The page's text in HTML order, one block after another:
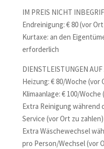
IM PREIS NICHT
Endreinigung: € 80 (vor
Kurtaxe: an den
erforderlich
DIENSTLEISTUNGEN
Heizung: € 80/Woche (vor
Klimaanlage: € 100/
Extra Reinigung während
Service (vor Ort zu zahlen)
Extra Wäschewechsel
pro Person/Wechsel (vor